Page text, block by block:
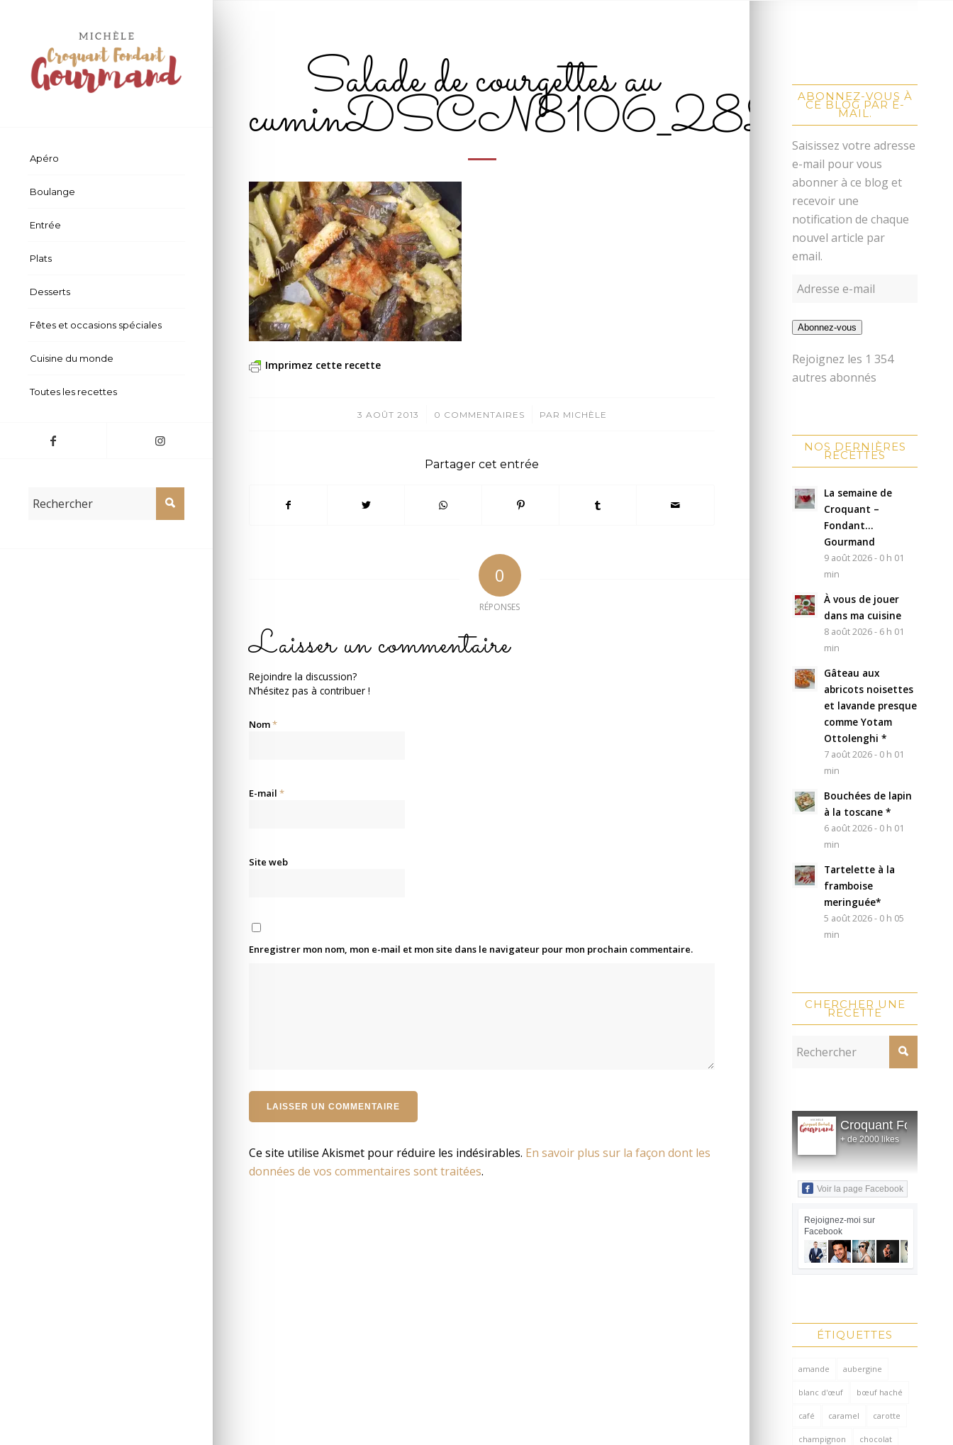
Apéro
Boulange
Entrée
Plats
Desserts
Fêtes et occasions spéciales
Cuisine du monde
Toutes les recettes
Salade de courgettes au
cuminDSCN8106_28282
Imprimez cette recette
3 AOÛT 2013
/ 0 COMMENTAIRES
/ PAR MICHÈLE
Partager cet entrée
0
RÉPONSES
Laisser un commentaire
Rejoindre la discussion?
N’hésitez pas à contribuer !
Nom*
E-mail *
Site web
Enregistrer mon nom, mon e-mail et mon site dans le navigateur pour mon prochain commentaire.
Ce site utilise Akismet pour réduire les indésirables. En savoir plus sur la façon dont les
données de vos commentaires sont traitées.
ABONNEZ-VOUS À
CE BLOG PAR E-
MAIL.
Saisissez votre adresse
e-mail pour vous
abonner à ce blog et
recevoir une
notification de chaque
nouvel article par
email.
Abonnez-vous
Rejoignez les 1 354
autres abonnés
NOS DERNIÈRES
RECETTES
La semaine de
Croquant –
Fondant…
Gourmand
9 août 2026 - 0 h 01
min
À vous de jouer
dans ma cuisine
8 août 2026 - 6 h 01
min
Gâteau aux
abricots noisettes
et lavande presque
comme Yotam
Ottolenghi *
7 août 2026 - 0 h 01
min
Bouchées de lapin
à la toscane *
6 août 2026 - 0 h 01
min
Tartelette à la
framboise
meringuée*
5 août 2026 - 0 h 05
min
CHERCHER UNE
RECETTE
Croquant Fondant
+ de 2000 likes
Voir la page Facebook
Rejoignez-moi sur
Facebook
ÉTIQUETTES
amande aubergine
blanc d'œuf bœuf haché
café caramel carotte
champignon chocolat